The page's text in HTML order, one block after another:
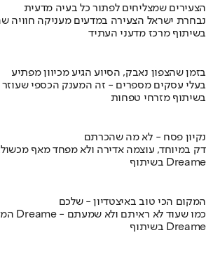
הצעירים שמצליחים לפתור כל בעיה מדעית
נבחרת ישראל הצעירה במדעים מעניקה חוויה
בשיתוף מרכז מדעני העתיד
בזמן שהצפון נאבק, הסיוע הגיע מכיוון מפתיע
בעלי עסקים מספרים - זה המענק הכספי שעוזר
בשיתוף מזרחי טפחות
נקיון פסח - לא מה שהכרתם
דק במיוחד, עוצמה אדירה ולא מפחד מאף
בשיתוף Dreame
המקום הכי טוב באיצטדיון - שלכם
המונדיאל עם מסכי Dreame - כמו שעוד לא ראיתם ולא שמעתם
בשיתוף Dreame